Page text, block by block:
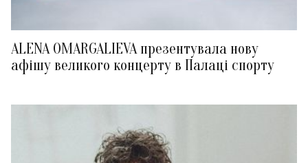
ALENA OMARGALIEVA презентувала нову
афішу великого концерту в Палаці спорту